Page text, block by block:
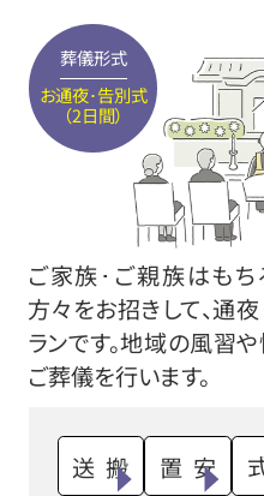
葬儀形式
お通夜･告別式
（2日間）
ご家族･ご親族はも
方々をお招きして、通
ランです。地域の風習
ご葬儀を行います。
搬送 安置 通